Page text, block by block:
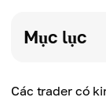
Mục lục
Các trader có